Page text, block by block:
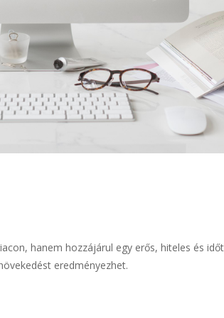
hanem hozzájárul egy erős, hiteles és
eredményezhet.